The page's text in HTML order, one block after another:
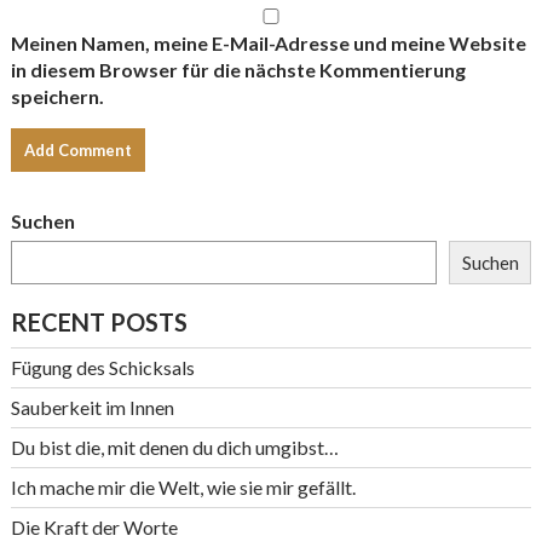
Meinen Namen, meine E-Mail-Adresse und meine Website
in diesem Browser für die nächste Kommentierung
speichern.
Suchen
Suchen
RECENT POSTS
Fügung des Schicksals
Sauberkeit im Innen
Du bist die, mit denen du dich umgibst…
Ich mache mir die Welt, wie sie mir gefällt.
Die Kraft der Worte